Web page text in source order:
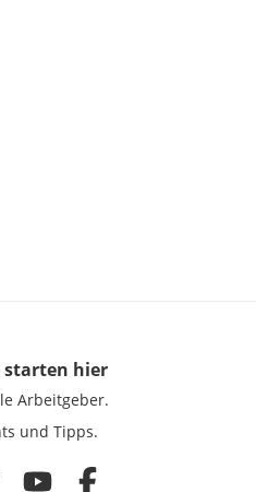
starten hier
Arbeitgeber.
und Tipps.